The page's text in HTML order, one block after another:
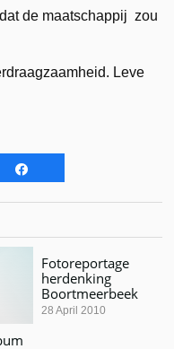
de maatschappij zou
Leve
Fotoreportage
herdenking
Boortmeerbeek
28 April 2010